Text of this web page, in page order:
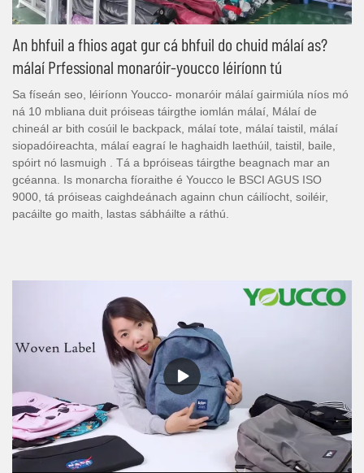
An bhfuil a fhios agat gur cá bhfuil do chuid málaí as?
málaí Prfessional monaróir-youcco léiríonn tú
Sa físeán seo, léiríonn Youcco- monaróir málaí gairmiúla níos mó
ná 10 mbliana duit próiseas táirgthe iomlán málaí, Málaí de
chineál ar bith cosúil le backpack, málaí tote, málaí taistil, málaí
siopadóireachta, málaí eagraí le haghaidh laethúil, taistil, baile,
spóirt nó lasmuigh . Tá a bpróiseas táirgthe beagnach mar an
gcéanna. Is monarcha fíoraithe é Youcco le BSCI AGUS ISO
9000, tá próiseas caighdeánach againn chun cáilíocht, soiléir,
pacáilte go maith, lastas sábháilte a ráthú.